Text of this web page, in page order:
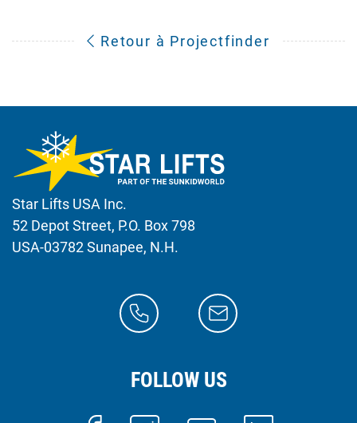
Retour à Projectfinder
Star Lifts USA Inc.
52 Depot Street, P.O. Box 798
USA-03782 Sunapee, N.H.
FOLLOW US